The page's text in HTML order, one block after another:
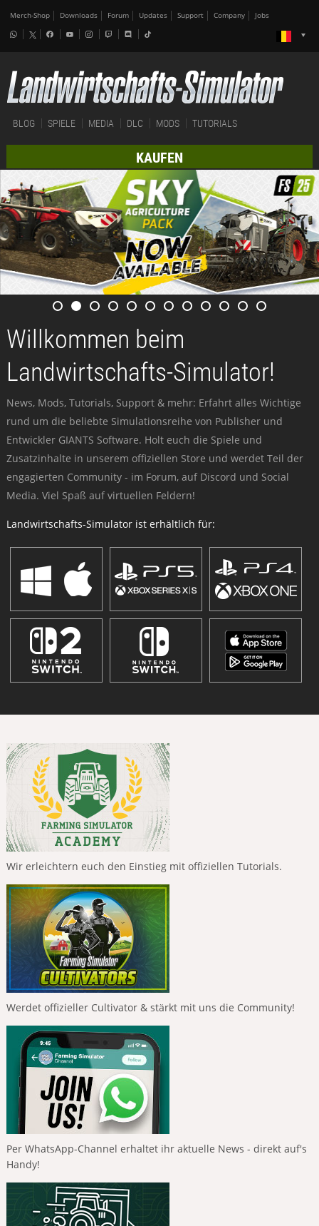
Merch-Shop Downloads Forum Updates Support Company Jobs
BLOG SPIELE MEDIA DLC MODS TUTORIALS
KAUFEN
Willkommen beim
Landwirtschafts-Simulator!
News, Mods, Tutorials, Support & mehr: Erfahrt alles Wichtige
rund um die beliebte Simulationsreihe von Publisher und
Entwickler GIANTS Software. Holt euch die Spiele und
Zusatzinhalte in unserem offiziellen Store und werdet Teil der
engagierten Community - im Forum, auf Discord und Social
Media. Viel Spaß auf virtuellen Feldern!
Landwirtschafts-Simulator ist erhältlich für:
Wir erleichtern euch den Einstieg mit offiziellen Tutorials.
Werdet offizieller Cultivator & stärkt mit uns die Community!
Per WhatsApp-Channel erhaltet ihr aktuelle News - direkt auf's
Handy!